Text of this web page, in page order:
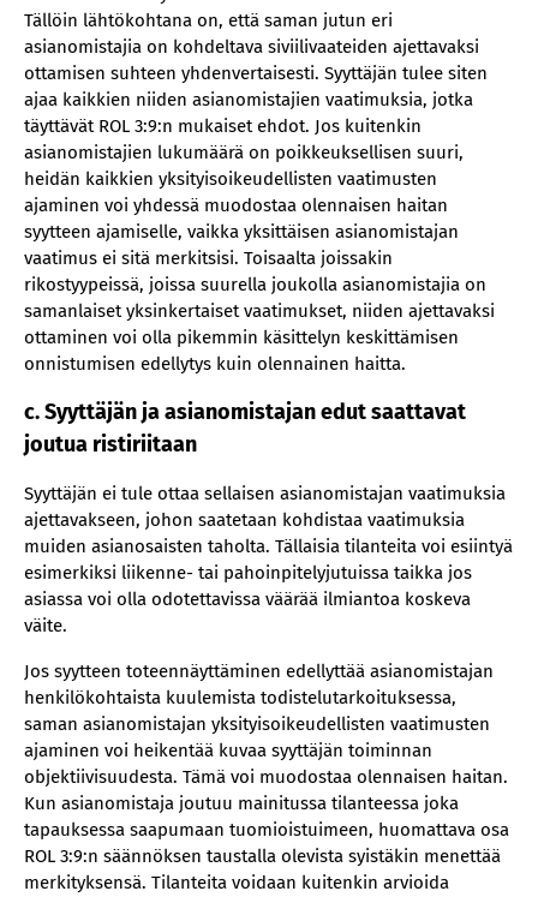
Tällöin lähtökohtana on, että saman jutun eri
asianomistajia on kohdeltava siviilivaateiden ajettavaksi
ottamisen suhteen yhdenvertaisesti. Syyttäjän tulee siten
ajaa kaikkien niiden asianomistajien vaatimuksia, jotka
täyttävät ROL 3:9:n mukaiset ehdot. Jos kuitenkin
asianomistajien lukumäärä on poikkeuksellisen suuri,
heidän kaikkien yksityisoikeudellisten vaatimusten
ajaminen voi yhdessä muodostaa olennaisen haitan
syytteen ajamiselle, vaikka yksittäisen asianomistajan
vaatimus ei sitä merkitsisi. Toisaalta joissakin
rikostyypeissä, joissa suurella joukolla asianomistajia on
samanlaiset yksinkertaiset vaatimukset, niiden ajettavaksi
ottaminen voi olla pikemmin käsittelyn keskittämisen
onnistumisen edellytys kuin olennainen haitta.
c. Syyttäjän ja asianomistajan edut saattavat
joutua ristiriitaan
Syyttäjän ei tule ottaa sellaisen asianomistajan vaatimuksia
ajettavakseen, johon saatetaan kohdistaa vaatimuksia
muiden asianosaisten taholta. Tällaisia tilanteita voi esiintyä
esimerkiksi liikenne- tai pahoinpitelyjutuissa taikka jos
asiassa voi olla odotettavissa väärää ilmiantoa koskeva
väite.
Jos syytteen toteennäyttäminen edellyttää asianomistajan
henkilökohtaista kuulemista todistelutarkoituksessa,
saman asianomistajan yksityisoikeudellisten vaatimusten
ajaminen voi heikentää kuvaa syyttäjän toiminnan
objektiivisuudesta. Tämä voi muodostaa olennaisen haitan.
Kun asianomistaja joutuu mainitussa tilanteessa joka
tapauksessa saapumaan tuomioistuimeen, huomattava osa
ROL 3:9:n säännöksen taustalla olevista syistäkin menettää
merkityksensä. Tilanteita voidaan kuitenkin arvioida